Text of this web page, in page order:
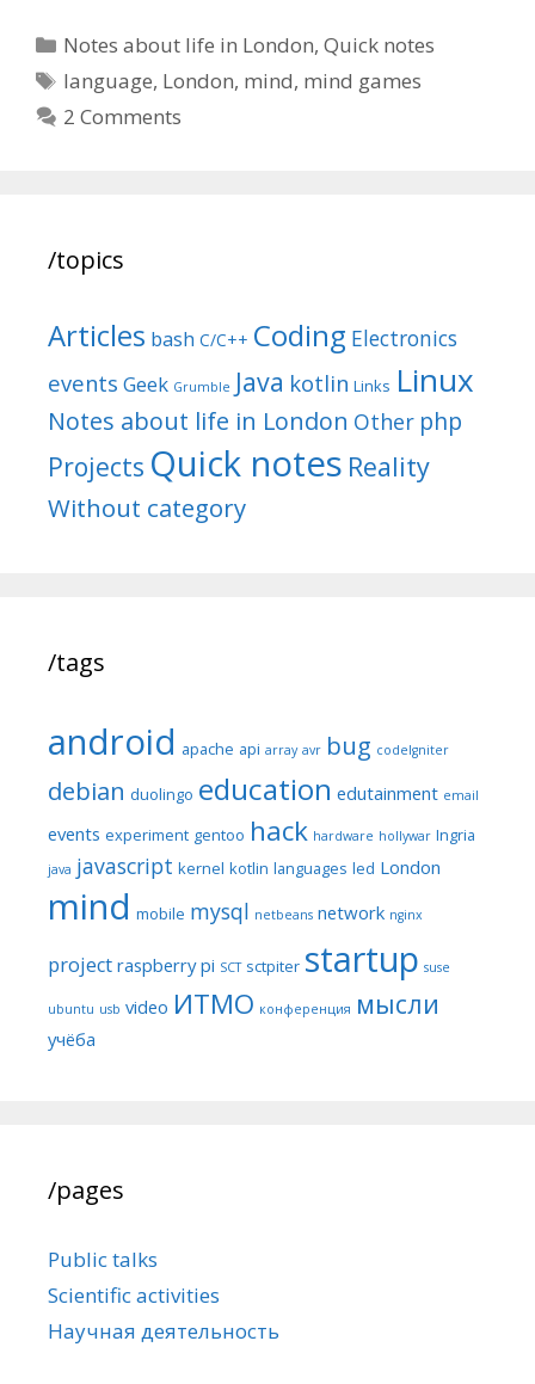
Categories
Notes about life in London,Quick notes
Tags
language, London, mind, mind games
2 Comments
/topics
Articles bash C/C++ Coding Electronics
events Geek Grumble Java kotlin Links Linux
Notes about life in London Other php
Projects Quick notes Reality
Without category
/tags
android apache api array avr bug codeIgniter
debian duolingo education edutainment email
events experiment gentoo hack hardware hollywar Ingria
java javascript kernel kotlin languages led London
mind mobile mysql netbeans network nginx
project raspberry pi SCT sctpiter startup suse
ubuntu usb video ИТМО конференция мысли
учёба
/pages
Public talks
Scientific activities
Научная деятельность